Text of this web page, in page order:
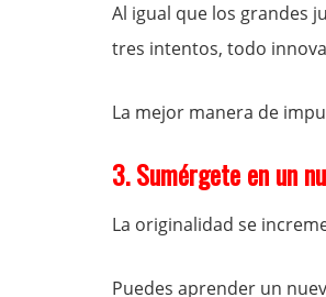
Al igual que los grandes
tres intentos, todo
La mejor manera de
3. Sumérgete en un
La originalidad se
Puedes aprender un